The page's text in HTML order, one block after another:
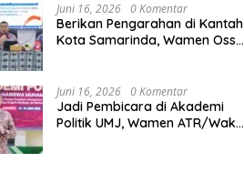
Juni 16, 2026 0 Komentar
Berikan Pengarahan di Kantah
Kota Samarinda, Wamen Ossy:
Kalimantan Timur
Juni 16, 2026 0 Komentar
Jadi Pembicara di Akademi
Politik UMJ, Wamen ATR/Waka